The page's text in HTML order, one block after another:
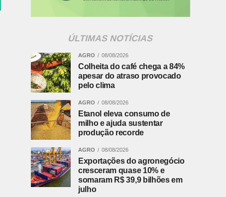
ÚLTIMAS NOTÍCIAS
AGRO 08/08/2026
Colheita do café chega a 84%
apesar do atraso provocado
pelo clima
AGRO 08/08/2026
Etanol eleva consumo de
milho e ajuda sustentar
produção recorde
AGRO 08/08/2026
Exportações do agronegócio
cresceram quase 10% e
somaram R$ 39,9 bilhões em
julho